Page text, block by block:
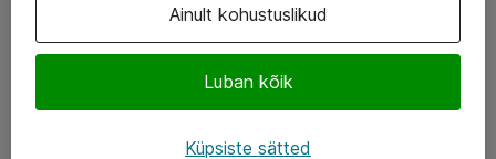
Facebook
Ainult kohustuslikud
Luban kõik
Küpsiste sätted